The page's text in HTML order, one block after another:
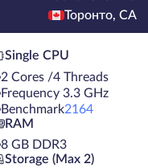
Торонто, CA
Single CPU
2 Cores /4 Threads
Frequency 3.3 GHz
Benchmark2164
RAM
8 GB DDR3
Storage (Max 2)